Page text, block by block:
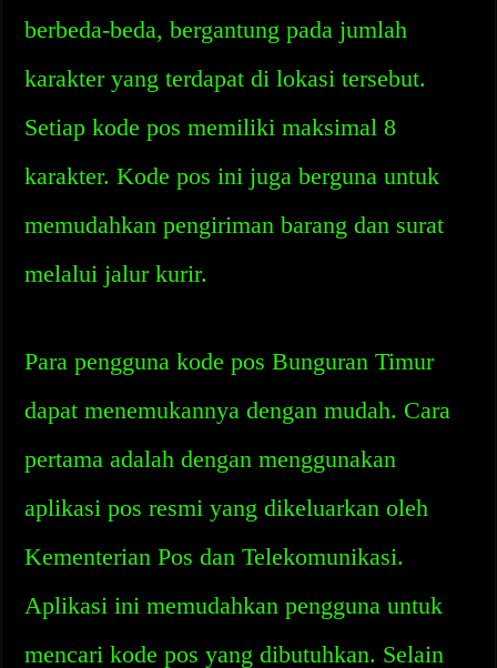
berbeda-beda, bergantung pada jumlah
karakter yang terdapat di lokasi tersebut.
Setiap kode pos memiliki maksimal 8
karakter. Kode pos ini juga berguna untuk
memudahkan pengiriman barang dan surat
melalui jalur kurir.
Para pengguna kode pos Bunguran Timur
dapat menemukannya dengan mudah. Cara
pertama adalah dengan menggunakan
aplikasi pos resmi yang dikeluarkan oleh
Kementerian Pos dan Telekomunikasi.
Aplikasi ini memudahkan pengguna untuk
mencari kode pos yang dibutuhkan. Selain